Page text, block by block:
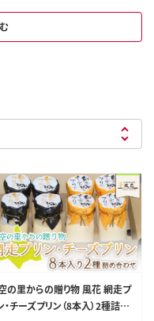
の里からの贈り物 風花 網走プ
・チーズプリン（8本入）2種詰め